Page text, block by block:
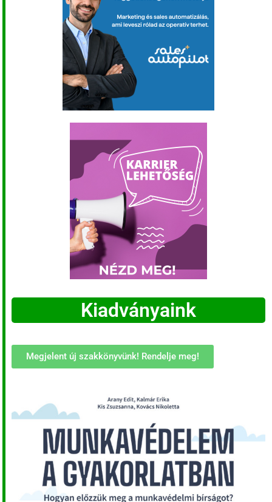
Kiadványaink
Megjelent új szakkönyvünk! Rendelje meg!